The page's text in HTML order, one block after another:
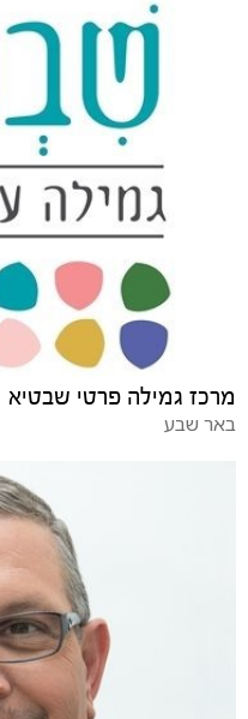
מרכז גמילה פרטי שבטיא
באר שבע